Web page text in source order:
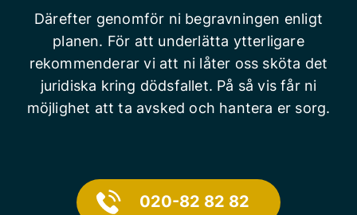
Därefter genomför ni begravningen enligt
planen. För att underlätta ytterligare
rekommenderar vi att ni låter oss sköta det
juridiska kring dödsfallet. På så vis får ni
möjlighet att ta avsked och hantera er sorg.
020-82 82 82